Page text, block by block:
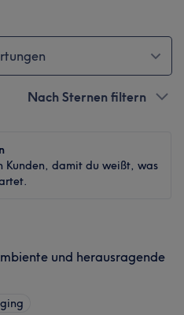
Nach Sternen filtern
Kunden, damit du weißt, was
und herausragende